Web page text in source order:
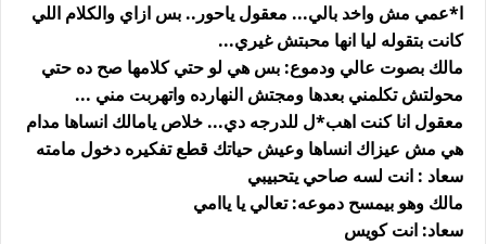
ا*عمي مش واخد بالي... معقول ياحور.. بس ازاي والكلام اللي
كانت بتقوله ليا انها محبتش غيري...
مالك بصوت عالي ودموع: بس هي لو حتي كلامها صح ده حتي
محولتش تكلمني بعدها ومجتش النهارده واتهربت مني ...
معقول انا كنت اهب*ل للدرجه دي... خلاص يامالك انساها مدام
هي مش عيزاك انساها وعيش حياتك قطع تفكيره دخول مامته
سعاد : انت لسه صاحي يتحبيبي
مالك وهو بيمسح دموعه: تعالي يا ياامي
سعاد: انت كويس